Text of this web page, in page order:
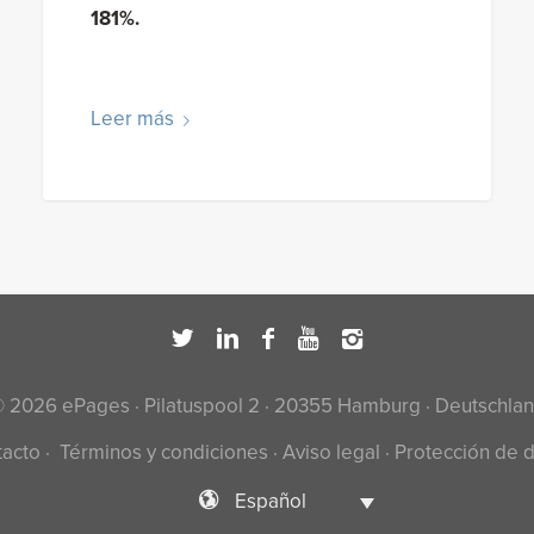
181%.
Leer más
2026 ePages · Pilatuspool 2 · 20355 Hamburg ·
· Términos y condiciones · Aviso legal · Protección de
Español